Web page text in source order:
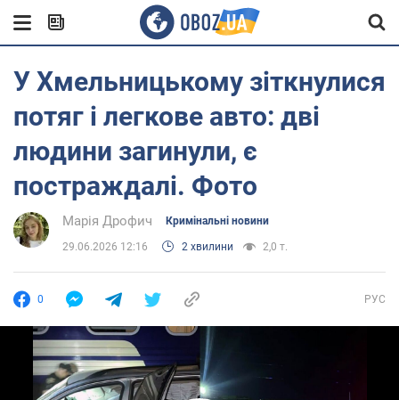
У Хмельницькому зіткнулися
потяг і легкове авто: дві
людини загинули, є
постраждалі. Фото
Марія Дрофич Кримінальні новини
29.06.2026 12:16 2 хвилини 2,0 т.
0 РУС